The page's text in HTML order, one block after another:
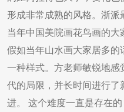
形成非常成熟的风格。浙
当年中国美院画花鸟画的大
假如当年山水画大家居多
一种样式。方老师敏锐地
代的局限，并长时间进行了
进。 这个难度一直是存在